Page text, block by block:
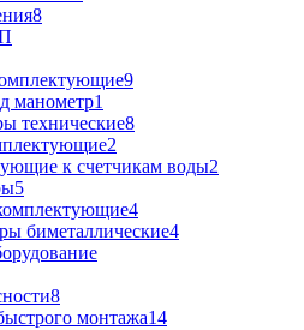
8
9
манометр1
технические8
2
к счетчикам воды2
5
4
биметаллические4
8
монтажа14